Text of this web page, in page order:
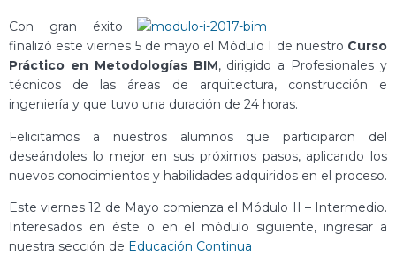
Con gran éxito
finalizó este viernes 5 de mayo el Módulo I de nuestro Curso
Práctico en Metodologías BIM, dirigido a Profesionales y
técnicos de las áreas de arquitectura, construcción e
ingeniería y que tuvo una duración de 24 horas.
Felicitamos a nuestros alumnos que participaron del
deseándoles lo mejor en sus próximos pasos, aplicando los
nuevos conocimientos y habilidades adquiridos en el proceso.
Este viernes 12 de Mayo comienza el Módulo II – Intermedio.
Interesados en éste o en el módulo siguiente, ingresar a
nuestra sección de Educación Continua